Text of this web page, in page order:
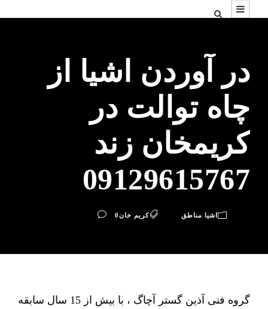
در آوردن اشیا از
چاه توالت در
کریمخان زند
09129615767
اشیا مناطق کریم خان0
گروه فنی آذین گستر آچاگ ، با بیش از 15 سال سابقه